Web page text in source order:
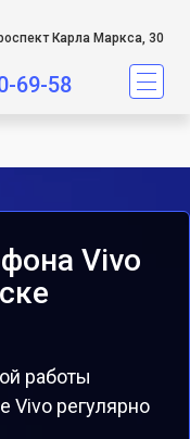
Карла Маркса, 30
69-58
Vivo
работы
Vivo регулярно